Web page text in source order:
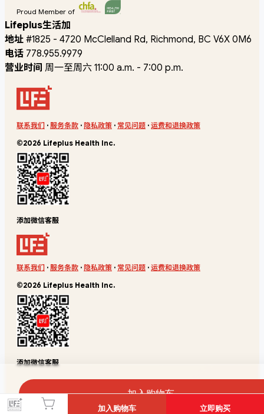
加入购物车 立即购买
加入购物车
Proud Member of
Lifeplus生活加
地址 #1825 - 4720 McClelland Rd, Richmond, BC V6X 0M6
电话 778.955.9979
营业时间 周一至周六 11:00 a.m. - 7:00 p.m.
联系我们 · 服务条款 · 隐私政策 · 常见问题 · 运费和退换政策
©2026 Lifeplus Health Inc.
添加微信客服
联系我们 · 服务条款 · 隐私政策 · 常见问题 · 运费和退换政策
©2026 Lifeplus Health Inc.
添加微信客服